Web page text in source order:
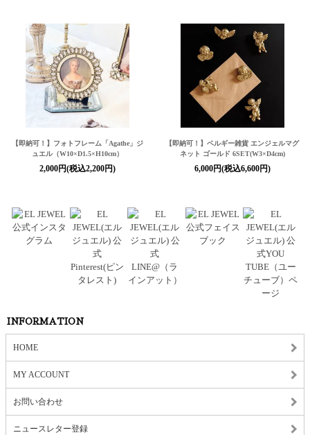
【即納可！】フォトフレーム「Agathe」ジ
ュエル（W10×D1.5×H10cm）
2,000円(税込2,200円)
【即納可！】ベルギー雑貨 エンジェルマグ
ネット ゴールド 6SET(W3×D4cm)
6,000円(税込6,600円)
INFORMATION
HOME
MY ACCOUNT
お問い合わせ
ニュースレター登録